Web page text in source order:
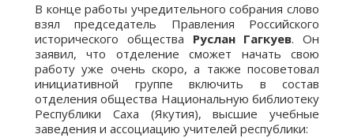
В конце работы учредительного собрания слово
взял председатель Правления Российского
исторического общества Руслан Гагкуев. Он
заявил, что отделение сможет начать свою
работу уже очень скоро, а также посоветовал
инициативной группе включить в состав
отделения общества Национальную библиотеку
Республики Саха (Якутия), высшие учебные
заведения и ассоциацию учителей республики: